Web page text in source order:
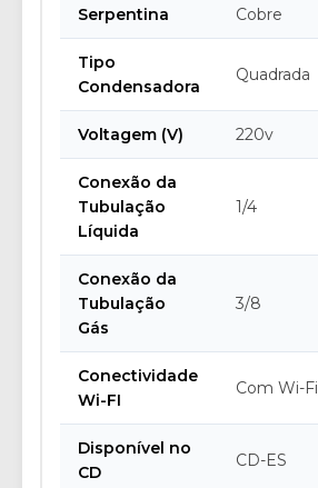
Serpentina Cobre
Tipo
Condensadora
Quadrada
Voltagem (V) 220v
Conexão da
Tubulação
Líquida
1/4
Conexão da
Tubulação
Gás
3/8
Conectividade
Wi-FI
Com Wi-Fi
Disponível no
CD
CD-ES